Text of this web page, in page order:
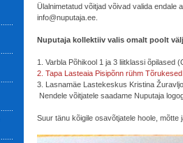
Ülalnimetatud võitjad võivad valida endale
info@nuputaja.ee.
Nuputaja kollektiiv valis omalt poolt
1. Varbla Põhikool 1 ja 3 liitklassi õpilased
2. Tapa Lasteaia Pisipõnn rühm
3. Lasnamäe Lastekeskus Kristina
Nendele võitjatele saadame Nuputaja
Suur tänu kõigile osavõtjatele hoole,